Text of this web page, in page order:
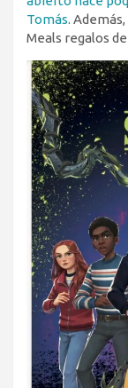
Tomás.
Meals regalos